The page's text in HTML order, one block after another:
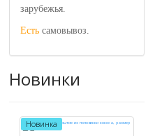
зарубежья.
Есть самовывоз.
Новинки
Новинка